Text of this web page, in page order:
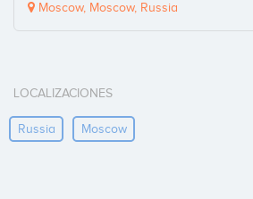
Moscow, Moscow, Russia
LOCALIZACIONES
Russia Moscow